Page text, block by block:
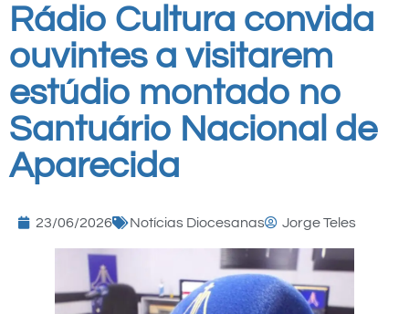
Rádio Cultura convida
ouvintes a visitarem
estúdio montado no
Santuário Nacional de
Aparecida
23/06/2026 Notícias Diocesanas Jorge Teles